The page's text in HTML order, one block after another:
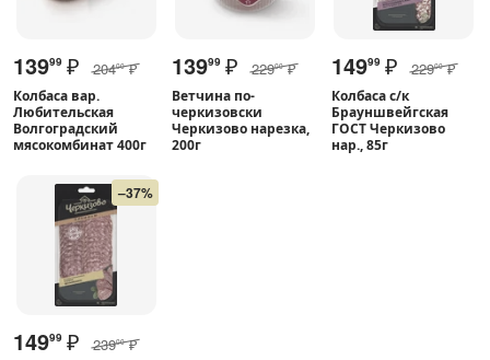
13999 ₽ 20400 ₽
Колбаса вар.
Любительская
Волгоградский
мясокомбинат 400г
13999 ₽ 22900 ₽
Ветчина по-
черкизовски
Черкизово нарезка,
200г
14999 ₽ 22900 ₽
Колбаса с/к
Брауншвейгская
ГОСТ Черкизово
нар., 85г
–37%
14999 ₽ 23900 ₽